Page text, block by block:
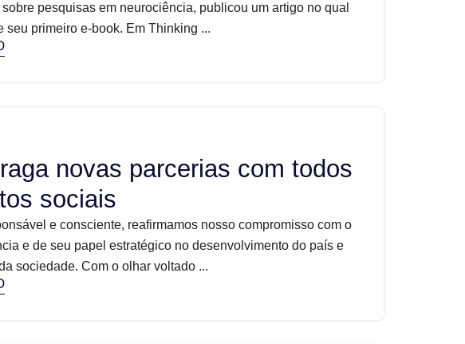
pesquisas em neurociência, publicou um artigo no qual
seu primeiro e-book. Em Thinking ...
novas parcerias com todos
sociais
e consciente, reafirmamos nosso compromisso com o
e de seu papel estratégico no desenvolvimento do país e
sociedade. Com o olhar voltado ...